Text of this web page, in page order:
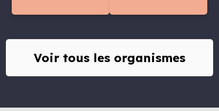
Voir tous les organismes